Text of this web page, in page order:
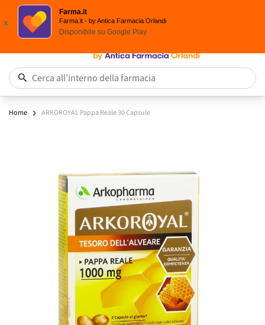
Spedizione
x
Farma.it
Farma.it - by Antica Farmacia Orlandi
Disponibile su Google Play
Salta al contenuto
Cerca all’interno della farmacia
Home ARKOROYAL Pappa Reale 30 Capsule